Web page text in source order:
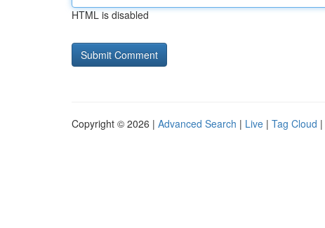
HTML is disabled
Copyright © 2026 | Advanced Search | Live | Tag Cloud |